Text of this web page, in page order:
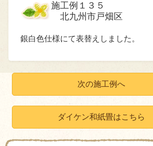
施工例１３５
北九州市戸畑区
銀白色仕様にて表替えしました。
次の施工例へ
ダイケン和紙畳はこちら